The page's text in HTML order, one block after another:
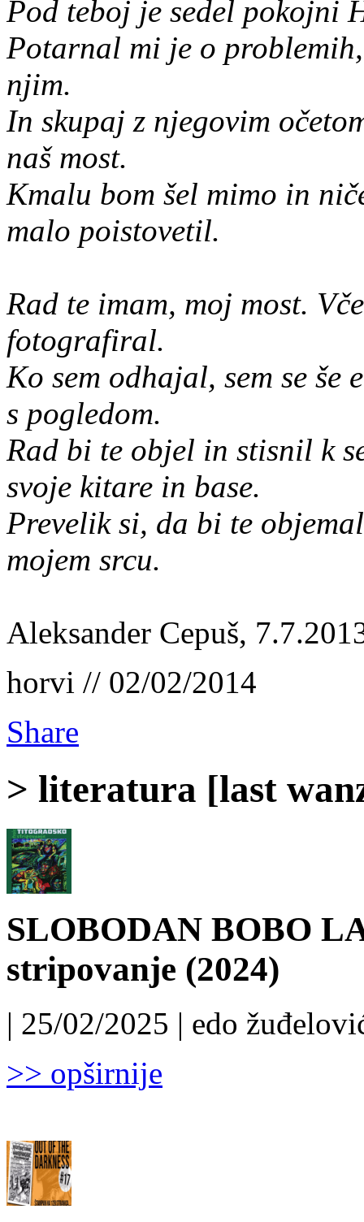
Pod teboj je sedel pokojni
Potarnal mi je o
njim.
In skupaj z njegovim
naš most.
Kmalu bom šel mimo in
malo poistovetil.
Rad te imam, moj most.
fotografiral.
Ko sem odhajal, sem se
s pogledom.
Rad bi te objel in stisnil k
svoje kitare in base.
Prevelik si, da bi te
mojem srcu.
Aleksander Cepuš,
horvi // 02/02/2014
Share
> literatura [last
SLOBODAN BOBO
stripovanje (2024)
| 25/02/2025 | edo
>> opširnije